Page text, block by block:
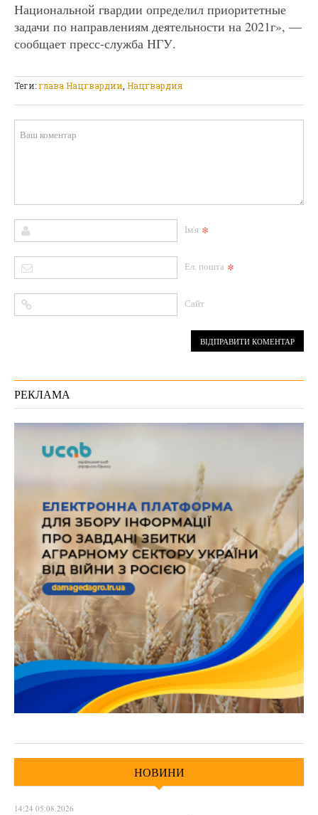
Национальной гвардии определил приоритетные
задачи по направлениям деятельности на 2021г», —
сообщает пресс-служба НГУ.
Теги:глава Нацгвардии Нацгвардия
Ім'я *
Ел. пошта *
Сайт
РЕКЛАМА
НОВИНИ
14:24 05.08.2026